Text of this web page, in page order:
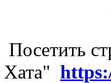
Посетить
Хата"